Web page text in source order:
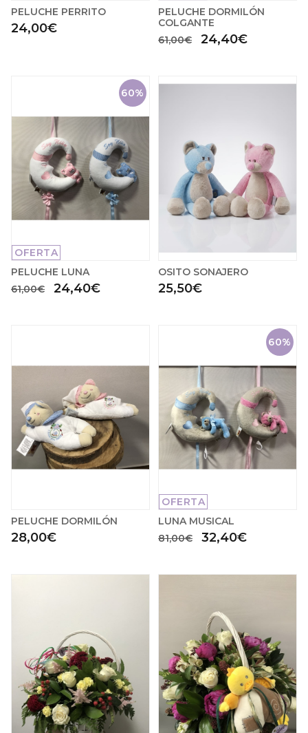
PELUCHE PERRITO
24,00€
PELUCHE DORMILÓN
COLGANTE
61,00€
24,40€
60%
OFERTA
PELUCHE LUNA
61,00€
24,40€
OSITO SONAJERO
25,50€
PELUCHE DORMILÓN
28,00€
60%
OFERTA
LUNA MUSICAL
81,00€
32,40€